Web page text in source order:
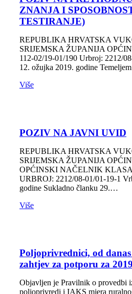
ZNANJA I
TESTIRANJE)
REPUBLIKA HRVATSKA
SRIJEMSKA ŽUPANIJA
112-02/19-01/190 Urbroj: 2212/
12. ožujka 2019. godine
Više
POZIV NA JAVNI UVID
REPUBLIKA HRVATSKA
SRIJEMSKA ŽUPANIJA
OPĆINSKI NAČELNIK
URBROJ: 2212/08-01/01-19-1
godine Sukladno članku 29.…
Više
Poljoprivrednici, od
zahtjev za potporu za
Objavljen je Pravilnik o provedbi
poljoprivredi i IAKS mjera